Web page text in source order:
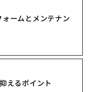
ームとメンテナン
えるポイント